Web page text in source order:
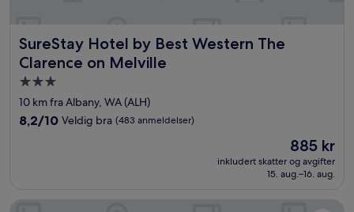
SureStay Hotel by Best Western The
Clarence on Melville
SureStay Hotel by Best Western The Clarence on Melville
Overnattingssted
med
3.0
10 km fra Albany, WA (ALH)
8.2
anmeldelser)
8,2/10 Veldig bra (483 anmeldelser)
Prisen
er
885 kr
885 kr
inkludert skatter og avgifter
15. aug.–16. aug.